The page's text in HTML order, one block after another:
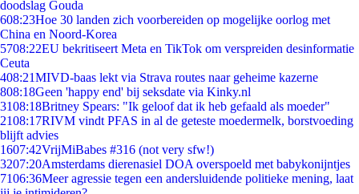
doodslag Gouda
608:23Hoe 30 landen zich voorbereiden op mogelijke oorlog met
China en Noord-Korea
5708:22EU bekritiseert Meta en TikTok om verspreiden desinformatie
Ceuta
408:21MIVD-baas lekt via Strava routes naar geheime kazerne
808:18Geen 'happy end' bij seksdate via Kinky.nl
3108:18Britney Spears: "Ik geloof dat ik heb gefaald als moeder"
2108:17RIVM vindt PFAS in al de geteste moedermelk, borstvoeding
blijft advies
1607:42VrijMiBabes #316 (not very sfw!)
3207:20Amsterdams dierenasiel DOA overspoeld met babykonijntjes
7106:36Meer agressie tegen een andersluidende politieke mening, laat